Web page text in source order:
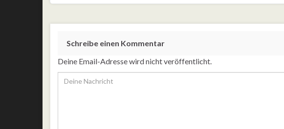
Schreibe einen Kommentar
Deine Email-Adresse wird nicht veröffentlicht.